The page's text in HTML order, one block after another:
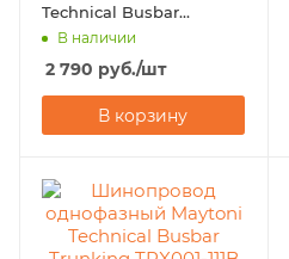
Technical Busbar
Trunking TRX004-112W
В наличии
2 790 руб./шт
В корзину